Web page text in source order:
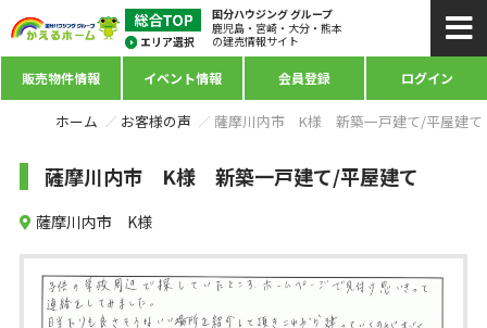
国分ハウジング グループ
鹿児島・宮崎・大分・熊本
の建売情報サイト
販売物件情報 イベント情報 会員登録 ログイン
ホーム お客様の声 薩摩川内市 K様 新築一戸建て/平屋建て
薩摩川内市 K様 新築一戸建て/平屋建て
薩摩川内市 K様